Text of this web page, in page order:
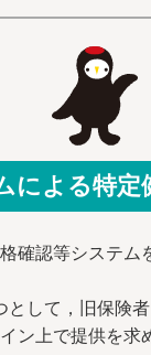
による特
確認等システム
して，旧保険
ン上で提供を求